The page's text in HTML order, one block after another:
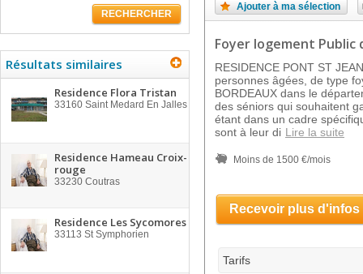
RECHERCHER
Résultats similaires
Residence Flora Tristan
33160 Saint Medard En Jalles
Residence Hameau Croix-
rouge
33230 Coutras
Residence Les Sycomores
33113 St Symphorien
Ajouter à ma sélection
Foyer logement Public
RESIDENCE PONT ST
personnes âgées, de type
BORDEAUX dans le
des séniors qui souhaitent
étant dans un cadre
sont à leur di Lire la suite
Moins de 1500 €/mois
Recevoir plus d'infos
Tarifs